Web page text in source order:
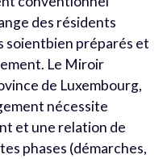
des résidents
soientbien préparés et
Le Miroir
de Luxembourg,
nécessite
et une relation de
phases (démarches,